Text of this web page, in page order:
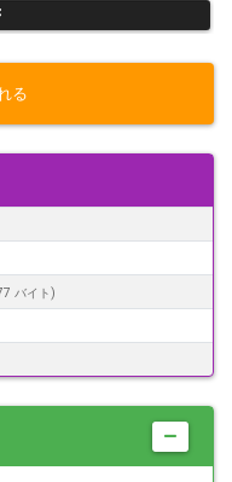
っています！本シリーズを
ンを観察しました
察しました
っておりません
を確認しております。
意の上で撮影を行っていま
る
バイト)